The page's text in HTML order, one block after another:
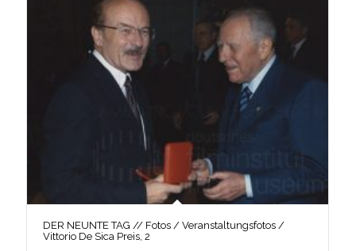
DER NEUNTE TAG // Fotos / Veranstaltungsfotos /
Vittorio De Sica Preis, 2